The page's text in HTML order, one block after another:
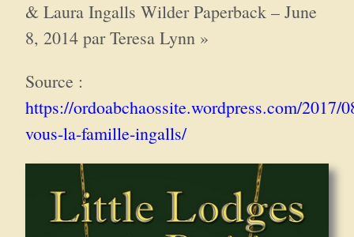
& Laura Ingalls Wilder Paperback – June
8, 2014 par Teresa Lynn »
Source :
https://ordoabchaossite.wordpress.com/2017/
vous-la-famille-ingalls/